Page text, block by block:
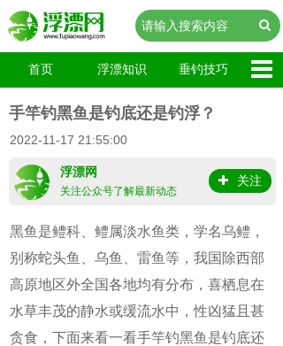
首页 浮漂知识 垂钓技巧
手竿钓黑鱼是钓底还是钓浮？
2022-11-17 21:55:00
浮漂网
关注公众号了解最新动态
关注
黑鱼是鳢科、鳢属淡水鱼类，学名乌鳢，
别称蛇头鱼、乌鱼、雷鱼等，我国除西部
高原地区外全国各地均有分布，喜栖息在
水草丰茂的静水或缓流水中，性凶猛且甚
贪食，下面来看一看手竿钓黑鱼是钓底还